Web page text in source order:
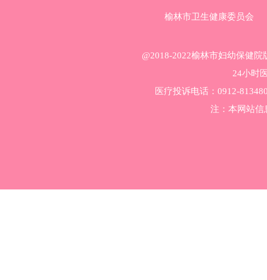
榆林市卫生健康委员会
@2018-2022榆林市妇幼保健
24小时
医疗投诉电话：0912-
注：本网站信